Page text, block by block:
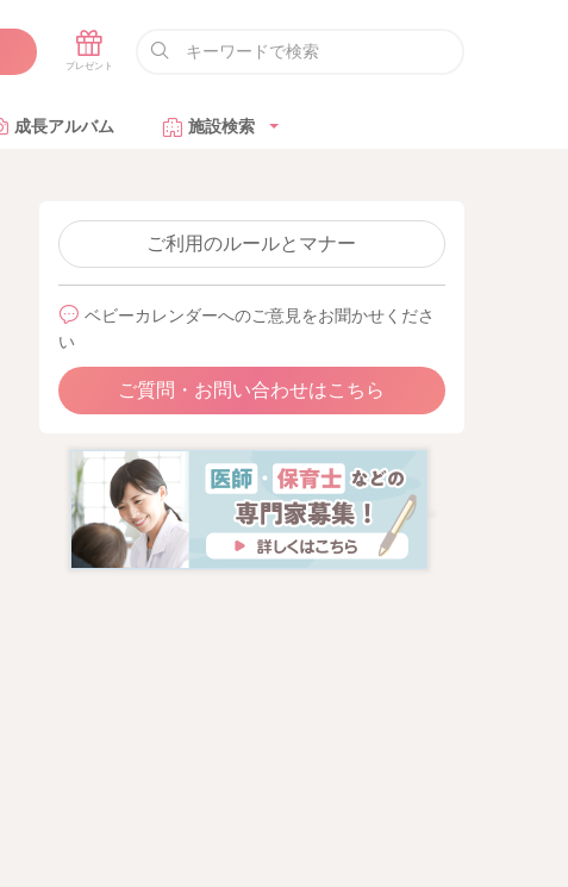
成長アルバム 施設検索
ご利用のルールとマナー
ベビーカレンダーへのご意見をお聞かせくださ
い
ご質問・お問い合わせはこちら